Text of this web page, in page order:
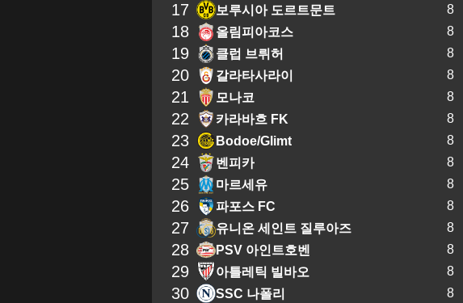
17 보루시아 도르트문트 8
18 올림피아코스 8
19 클럽 브뤼허 8
20 갈라타사라이 8
21 모나코 8
22 카라바흐 FK 8
23 Bodoe/Glimt 8
24 벤피카 8
25 마르세유 8
26 파포스 FC 8
27 유니온 세인트 질루아즈 8
28 PSV 아인트호벤 8
29 아틀레틱 빌바오 8
30 SSC 나폴리 8